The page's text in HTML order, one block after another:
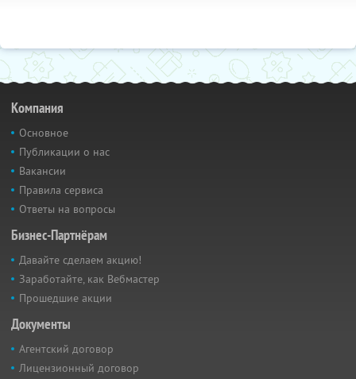
Компания
Основное
Публикации о нас
Вакансии
Правила сервиса
Ответы на вопросы
Бизнес-Партнёрам
Давайте сделаем акцию!
Заработайте, как Вебмастер
Прошедшие акции
Документы
Агентский договор
Лицензионный договор